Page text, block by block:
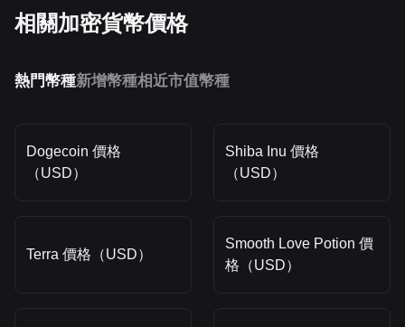
相關加密貨幣價格
熱門幣種新增幣種相近市值幣種
Dogecoin 價格
（USD）
Shiba Inu 價格
（USD）
Terra 價格（USD）
Smooth Love Potion 價
格（USD）